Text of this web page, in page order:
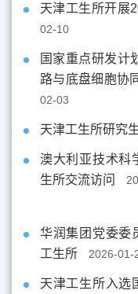
天津工生所开展
02-10
国家重点研发计
路与底盘细胞协
02-03
天津工生所研究
澳大利亚技术科
生所交流访问
华润集团党委委
工生所
2026-01-
天津工生所入选